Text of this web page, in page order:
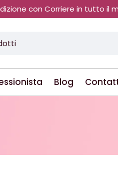
con Corriere in tutto il
Blog